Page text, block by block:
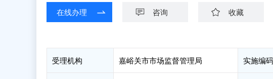
在线办理 咨询 收藏
受理机构 嘉峪关市市场监督管理局 实施编码